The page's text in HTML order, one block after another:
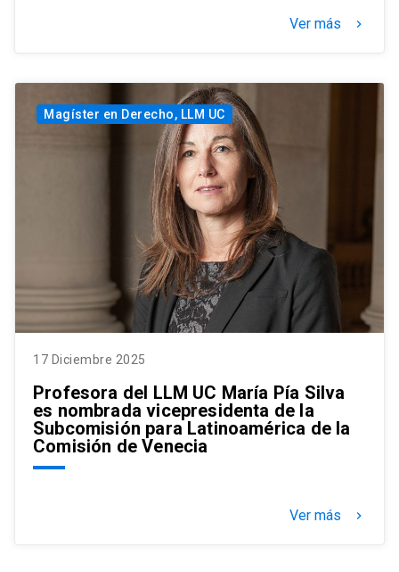
Ver más keyboard_arrow_right
Magíster en Derecho, LLM UC
17 Diciembre 2025
Profesora del LLM UC María Pía Silva
es nombrada vicepresidenta de la
Subcomisión para Latinoamérica de la
Comisión de Venecia
Ver más keyboard_arrow_right